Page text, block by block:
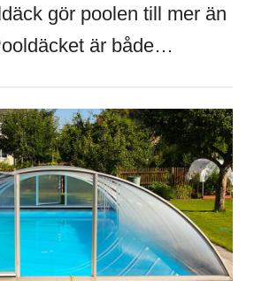
gör poolen till mer än
är både…